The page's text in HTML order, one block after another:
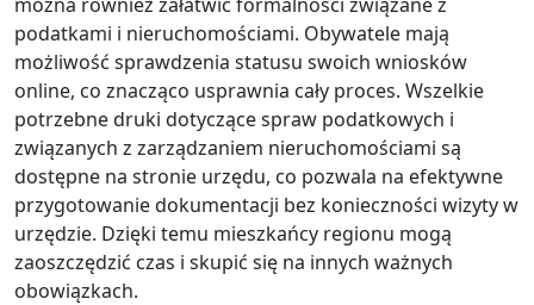
podatkami i nieruchomościami. Obywatele mają
możliwość sprawdzenia statusu swoich wniosków
online, co znacząco usprawnia cały proces. Wszelkie
potrzebne druki dotyczące spraw podatkowych i
związanych z zarządzaniem nieruchomościami są
dostępne na stronie urzędu, co pozwala na efektywne
przygotowanie dokumentacji bez konieczności wizyty w
urzędzie. Dzięki temu mieszkańcy regionu mogą
zaoszczędzić czas i skupić się na innych ważnych
obowiązkach.